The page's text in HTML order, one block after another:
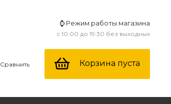
⌚ Режим работы магазина
с 10:00 до 19:30 без выходных
Сравнить Корзина пуста